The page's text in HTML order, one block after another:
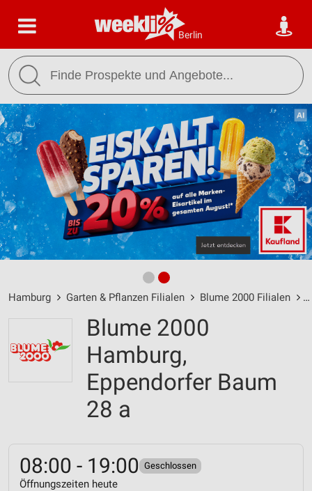
Berlin
Hamburg Garten & Pflanzen Filialen Blume 2000 Filialen
Blume 2000
Hamburg,
Eppendorfer Baum
28 a
08:00 - 19:00 Geschlossen
Öffnungszeiten heute